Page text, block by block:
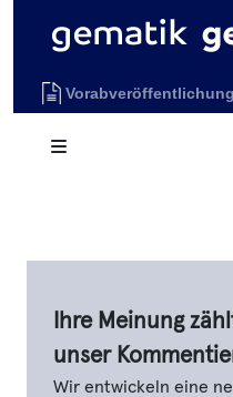
Ihre Meinung
unser
Wir entwickeln eine